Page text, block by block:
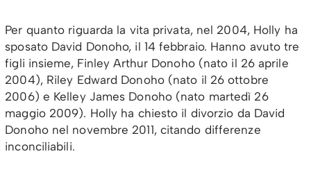
Per quanto riguarda la vita privata, nel 2004, Holly ha
sposato David Donoho, il 14 febbraio. Hanno avuto tre
figli insieme, Finley Arthur Donoho (nato il 26 aprile
2004), Riley Edward Donoho (nato il 26 ottobre
2006) e Kelley James Donoho (nato martedì 26
maggio 2009). Holly ha chiesto il divorzio da David
Donoho nel novembre 2011, citando differenze
inconciliabili.